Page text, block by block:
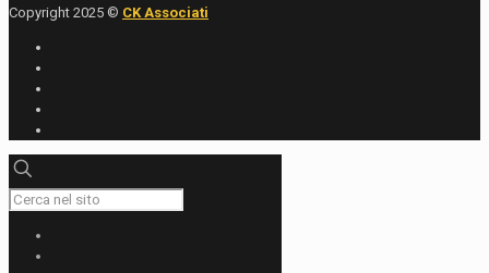
Copyright 2025 © CK Associati